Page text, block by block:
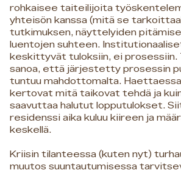
rohkaisee taiteilijoita
yhteisön kanssa (mitä se
tutkimuksen, näyttelyiden
luentojen suhteen.
keskittyvät tuloksiin, ei
sanoa, että järjestetty prosessin
tuntuu mahdottomalta.
kertovat mitä taikovat tehdä ja
saavuttaa halutut lopputulokset.
residenssi aika kuluu kiireen ja
keskellä.
Kriisin tilanteessa (kuten nyt)
muutos suuntautumisessa